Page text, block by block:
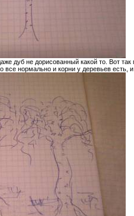
дуб не дорисованный какой то. Вот так
все нормально и корни у деревьев есть,